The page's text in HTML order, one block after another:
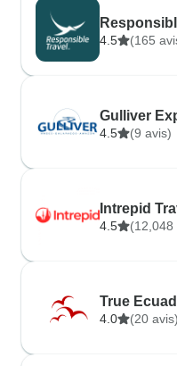
4.5 (165
Gulliver
4.5 (9 avis)
Intrepid
4.5 (12,048
True
4.0 (20 avis)